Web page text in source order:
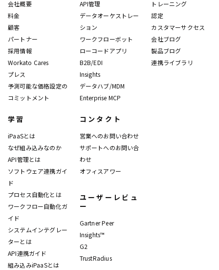
会社概要
料金
顧客
パートナー
採用情報
Workato Cares
プレス
予測可能な価格設定の
コミットメント
API管理
データオーケストレー
ション
ワークフローボット
ローコードアプリ
B2B/EDI
Insights
データハブ/MDM
Enterprise MCP
トレーニング
認定
カスタマーサクセス
会社ブログ
製品ブログ
連携ライブラリ
学習
iPaaSとは
なぜ組み込みなのか
API管理とは
ソフトウェア連携ガイ
ド
プロセス自動化とは
ワークフロー自動化ガ
イド
システムインテグレー
ターとは
API連携ガイド
組み込みiPaaSとは
コンタクト
営業へのお問い合わせ
サポートへのお問い合
わせ
オフィスアワー
ユーザーレビュ
ー
Gartner Peer
Insights™
G2
TrustRadius